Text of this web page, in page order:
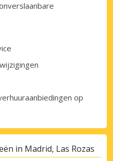
op
in Madrid, Las Rozas